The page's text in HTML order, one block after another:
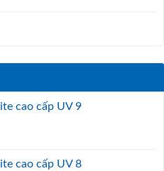
cao cấp UV 9
cao cấp UV 8